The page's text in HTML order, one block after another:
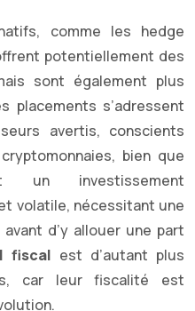
comme les hedge
potentiellement des
sont également plus
placements s’adressent
avertis, conscients
bien que
un investissement
volatile, nécessitant une
d’y allouer une part
fiscal est d’autant plus
car leur fiscalité est